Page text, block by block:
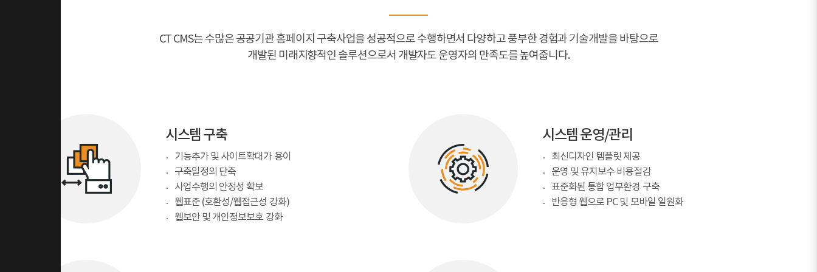
CT CMS는 수많은 공공기관 홈페이지 구축사업을 성공적으로 수행하면서 다양하고 풍부한 경험과 기술개발을 바탕으로
개발된 미래지향적인 솔루션으로서 개발자도 운영자의 만족도를 높여줍니다.
시스템 구축
기능추가 및 사이트확대가 용이
구축일정의 단축
사업수행의 안정성 확보
웹표준 (호환성/웹접근성 강화)
웹보안 및 개인정보보호 강화
시스템 운영/관리
최신디자인 템플릿 제공
운영 및 유지보수 비용절감
표준화된 통합 업부환경 구축
반응형 웹으로 PC 및 모바일 일원화